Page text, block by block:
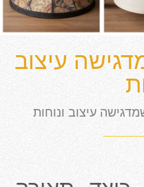
עיצוב
עיצוב ונוחות